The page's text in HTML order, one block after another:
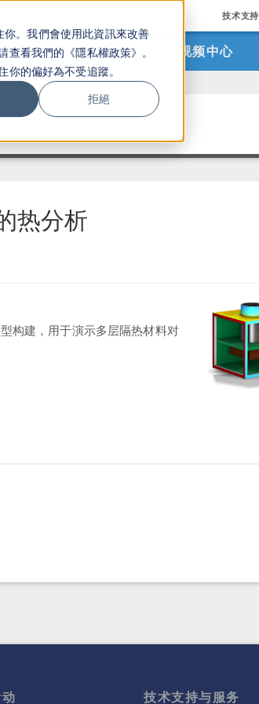
。我們會使用此資訊來改善
看我們的《隱私權政策》。
的偏好為不受追蹤。
拒絕
技术支持
产品 行业应用 视频中心
热分析
构建，用于演示多层隔热材料对
技术支持与服务